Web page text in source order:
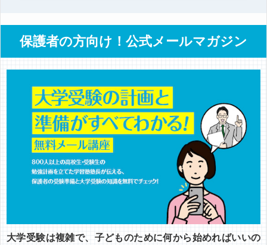
保護者の方向け！公式メールマガジン
大学受験は複雑で、子どものために何から始めればいいの